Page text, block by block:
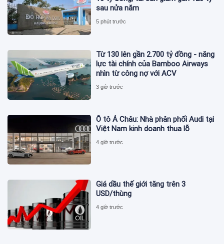
sau nửa năm
5 phút trước
Từ 130 lên gần 2.700 tỷ đồng - năng
lực tài chính của Bamboo Airways
nhìn từ công nợ với ACV
3 giờ trước
Ô tô Á Châu: Nhà phân phối Audi tại
Việt Nam kinh doanh thua lỗ
4 giờ trước
Giá dầu thế giới tăng trên 3
USD/thùng
4 giờ trước